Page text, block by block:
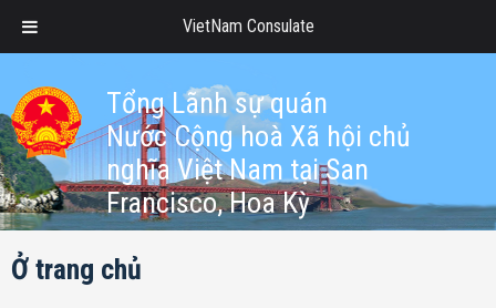
Tổng Lãnh sự quán
Nước Cộng hoà Xã hội chủ
nghĩa Việt Nam tại San
Francisco, Hoa Kỳ
Ở trang chủ
VietNam Consulate